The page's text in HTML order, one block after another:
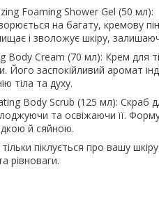
Foaming Shower Gel (50 мл):
на багату, кремову
і зволожує шкіру,
Body Cream (70 мл): Крем для
Його заспокійливий аромат
тіла та духу.
Body Scrub (125 мл): Скраб
та освіжаючи її.
й сяйною.
піклується про вашу
рівноваги.